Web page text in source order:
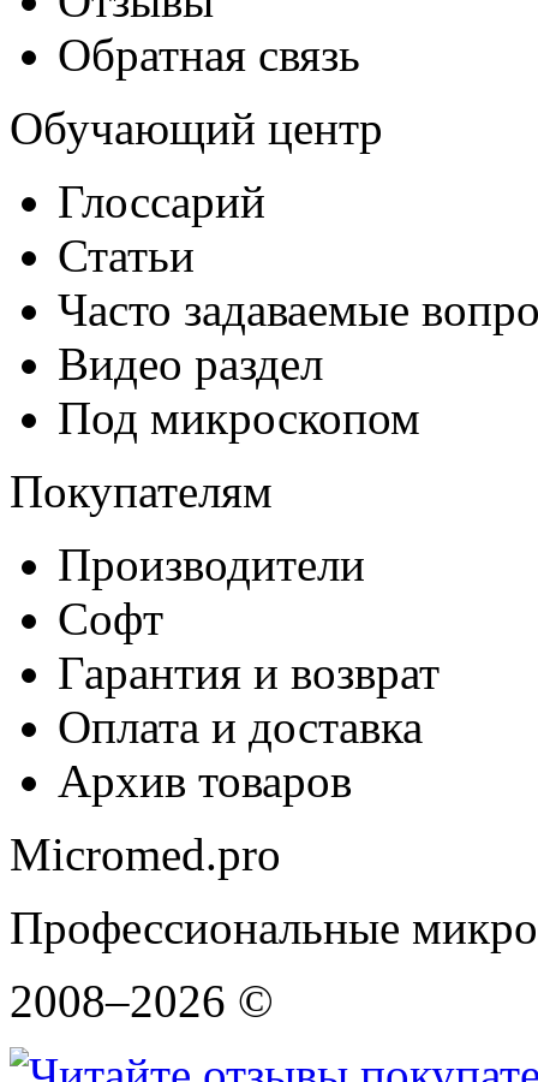
Обратная связь
Обучающий центр
Глоссарий
Статьи
Часто задаваемые
Видео раздел
Под микроскопом
Покупателям
Производители
Софт
Гарантия и возврат
Оплата и доставка
Архив товаров
Micromed.pro
Профессиональные
2008–2026 ©